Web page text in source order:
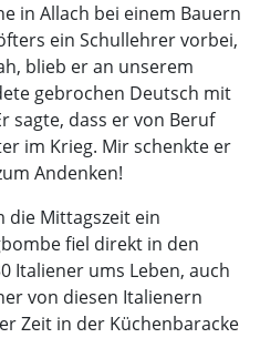
in Allach bei einem Bauern
ein Schullehrer vorbei,
blieb er an unserem
gebrochen Deutsch mit
sagte, dass er von Beruf
im Krieg. Mir schenkte er
Andenken!
die Mittagszeit ein
fiel direkt in den
Italiener ums Leben, auch
von diesen Italienern
Zeit in der Küchenbaracke